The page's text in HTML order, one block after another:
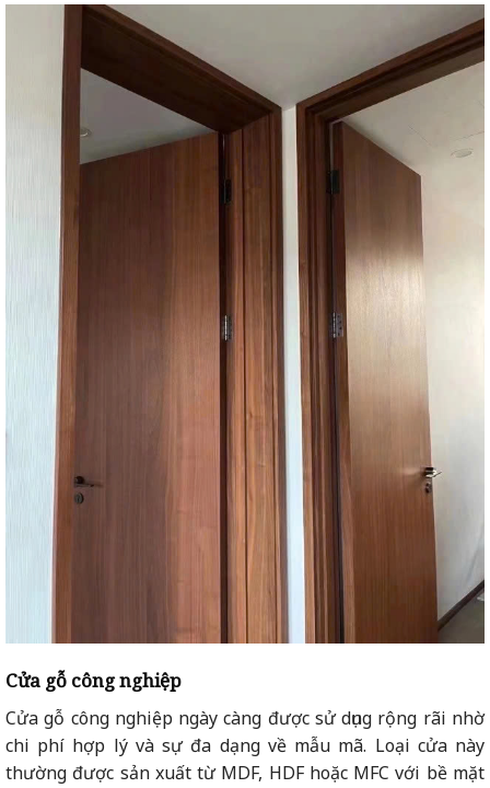
Cửa gỗ công nghiệp
Cửa gỗ công nghiệp ngày càng được sử dụng rộng rãi nhờ
chi phí hợp lý và sự đa dạng về mẫu mã. Loại cửa này
thường được sản xuất từ MDF, HDF hoặc MFC với bề mặt